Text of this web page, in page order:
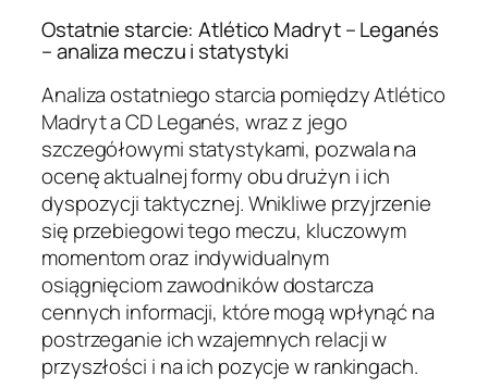
Ostatnie starcie: Atlético Madryt – Leganés
– analiza meczu i statystyki
Analiza ostatniego starcia pomiędzy Atlético
Madryt a CD Leganés, wraz z jego
szczegółowymi statystykami, pozwala na
ocenę aktualnej formy obu drużyn i ich
dyspozycji taktycznej. Wnikliwe przyjrzenie
się przebiegowi tego meczu, kluczowym
momentom oraz indywidualnym
osiągnięciom zawodników dostarcza
cennych informacji, które mogą wpłynąć na
postrzeganie ich wzajemnych relacji w
przyszłości i na ich pozycje w rankingach.